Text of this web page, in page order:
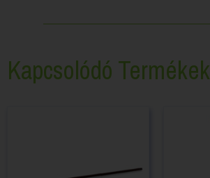
Kapcsolódó Termékek